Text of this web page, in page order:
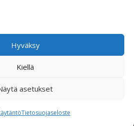
Hyväksy
Kiellä
asetukset
Tietosuojaseloste
ja monisuhteisuus